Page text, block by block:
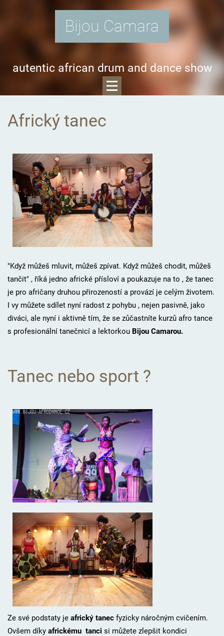
Bijou Camara
autentic african drum and dance show
Africký tanec
"Když můžeš mluvit, můžeš zpívat. Když můžeš chodit, můžeš
tančit" , říká jedno africké přísloví a poukazuje na to , že tanec
je pro afričany druhou přirozeností a provází je celým životem.
I vy můžete sdílet nyní radost z pohybu , nejen pasivně, jako
diváci, ale nyní i aktivně tím, že se zůčastníte kurzů afro tance
s profesionální tanečnicí a lektorkouBijou Camarou.
Tanec nebo sport ?
Ze své podstaty je africký tanecfyzicky náročným cvičením.
Ovšem díky africkému tanci si můžete zlepšit kondici